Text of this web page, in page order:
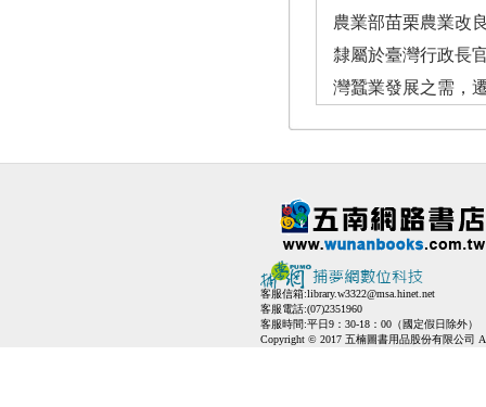
農業部苗栗農業改
隸屬於臺灣行政長
灣蠶業發展之需，
客服信箱:library.w3322@msa.hinet.net
客服電話:(07)2351960
客服時間:平日9：30-18：00（國定假日除外）
Copyright © 2017 五楠圖書用品股份有限公司